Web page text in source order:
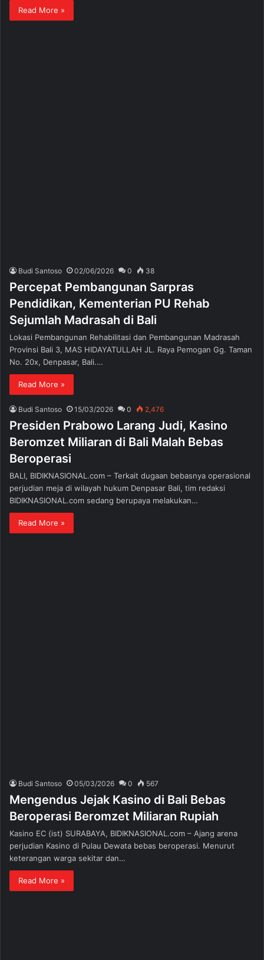
Read More »
Budi Santoso 02/06/2026 0 38
Percepat Pembangunan Sarpras
Pendidikan, Kementerian PU Rehab
Sejumlah Madrasah di Bali
Lokasi Pembangunan Rehabilitasi dan Pembangunan Madrasah
Provinsi Bali 3, MAS HIDAYATULLAH JL. Raya Pemogan Gg. Taman
No. 20x, Denpasar, Bali.…
Read More »
Budi Santoso 15/03/2026 0 2,476
Presiden Prabowo Larang Judi, Kasino
Beromzet Miliaran di Bali Malah Bebas
Beroperasi
BALI, BIDIKNASIONAL.com – Terkait dugaan bebasnya operasional
perjudian meja di wilayah hukum Denpasar Bali, tim redaksi
BIDIKNASIONAL.com sedang berupaya melakukan…
Read More »
Budi Santoso 05/03/2026 0 567
Mengendus Jejak Kasino di Bali Bebas
Beroperasi Beromzet Miliaran Rupiah
Kasino EC (ist) SURABAYA, BIDIKNASIONAL.com – Ajang arena
perjudian Kasino di Pulau Dewata bebas beroperasi. Menurut
keterangan warga sekitar dan…
Read More »